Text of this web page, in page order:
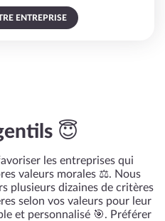
ENTREPRISE
😇
les entreprises qui
valeurs morales ⚖️. Nous
plusieurs dizaines de critères
selon vos valeurs pour leur
et personnalisé 🎯. Préférer